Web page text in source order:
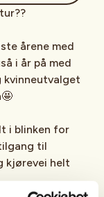
årene med
i år på med
kvinneutvalget
i blinken for
til
kjørevei helt